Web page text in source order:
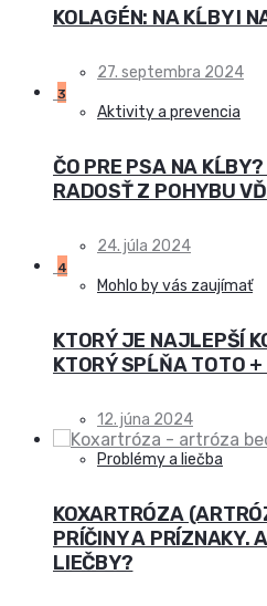
KOLAGÉN: NA KĹBY I
27. septembra 2024
3
Aktivity a prevencia
ČO PRE PSA NA
RADOSŤ Z POHYBU
24. júla 2024
4
Mohlo by vás zaujímať
KTORÝ JE NAJLEPŠÍ
KTORÝ SPĹŇA TOTO
12. júna 2024
Problémy a liečba
KOXARTRÓZA
PRÍČINY A PRÍZNAKY.
LIEČBY?